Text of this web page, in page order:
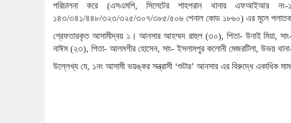
পরিচালনা করে (এসএমপি, সিলেটের শাহপরান থানার এফআইআর
১৪৩/৩৪১/৪৪৮/৩২৩/৩২৫/৩০৭/৩৮৫/৫০৬ পেনাল কোড ১৮৬০) এর মূলে পলাতক
গ্রেফতারকৃত আসামীদ্বয় ১। আনসার আহম্মদ রাহুল (৩০), পিতা- উনাই মিয়া,
নাঈম (২৩), পিতা- আলমগীর হোসেন, সাং- ইসলামপুর কলোনী মেজরটিলা, উভয়
উল্লেখ্য যে, ১নং আসামী ভয়ঙ্কর সন্ত্রাসী ‘শুটার’ আনসার এর বিরুদ্ধে একাধিক